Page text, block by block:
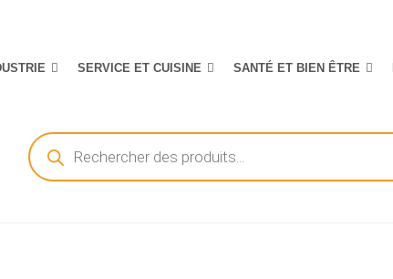
SERVICE ET CUISINE SANTÉ ET BIEN ÊTRE
Recherche
de
produits